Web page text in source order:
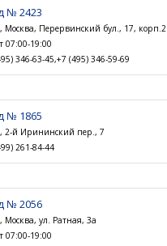
№ 2423
Москва, Перервинский бул., 17, корп.2
07:00-19:00
346-63-45,+7 (495) 346-59-69
№ 1865
2-й Ирининский пер., 7
261-84-44
№ 2056
Москва, ул. Ратная, 3а
07:00-19:00